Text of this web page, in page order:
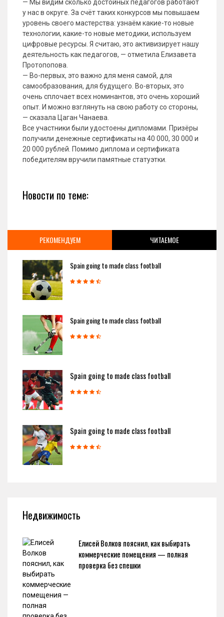
— Мы видим сколько достойных педагогов работают
у нас в округе. За счёт таких конкурсов мы повышаем
уровень своего мастерства: узнаём какие-то новые
технологии, какие-то новые методики, используем
цифровые ресурсы. Я считаю, это активизирует нашу
деятельность как педагогов, — отметила Елизавета
Протопопова.
— Во-первых, это важно для меня самой, для
самообразования, для будущего. Во-вторых, это
очень сплочает всех номинантов, это очень хороший
опыт. И можно взглянуть на свою работу со стороны,
— сказала Цаган Чанаева.
Все участники были удостоены дипломами. Призёры
получили денежные сертификаты на 40 000, 30 000 и
20 000 рублей. Помимо диплома и сертификата
победителям вручили памятные статуэтки.
Новости по теме:
РЕКОМЕНДУЕМ ЧИТАЕМОЕ
Spain going to made class football
Spain going to made class football
Spain going to made class football
Spain going to made class football
Недвижимость
Елисей Волков пояснил, как выбирать
коммерческие помещения — полная
проверка без спешки